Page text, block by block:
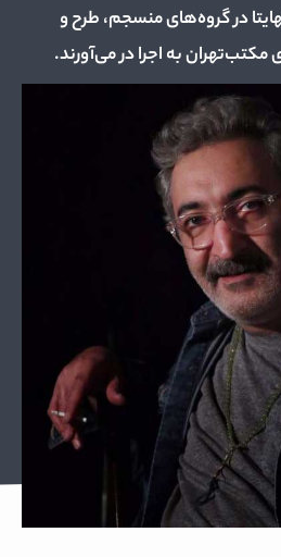
در گروه‌های منسجم، طرح و
به اجرا در می‌آورند.